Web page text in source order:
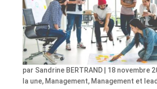
par Sandrine BERTRAND| 18 novembre
la une, Management, Management et